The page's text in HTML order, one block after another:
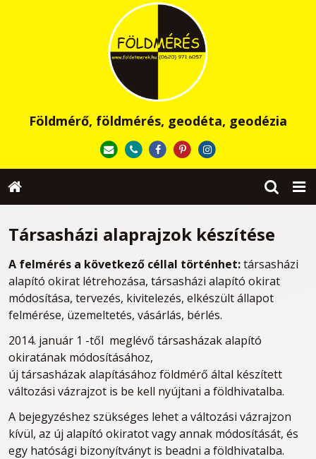
Földmérő, földmérés, geodéta, geodézia
Társasházi alaprajzok készítése
A felmérés a következő céllal történhet:társasházi
alapító okirat létrehozása, társasházi alapító okirat
módosítása, tervezés, kivitelezés, elkészült állapot
felmérése, üzemeltetés, vásárlás, bérlés.
2014. január 1 -től meglévő társasházak alapító
okiratának módosításához,
új társasházak alapításához földmérő által készített
változási vázrajzot is be kell nyújtani a földhivatalba.
A bejegyzéshez szükséges lehet a változási vázrajzon
kívül, az új alapító okiratot vagy annak módosítását, és
egy hatósági bizonyítványt is beadni a földhivatalba.